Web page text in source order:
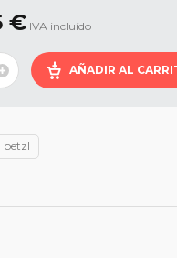
€ IVA incluído
AÑADIR AL
petzl